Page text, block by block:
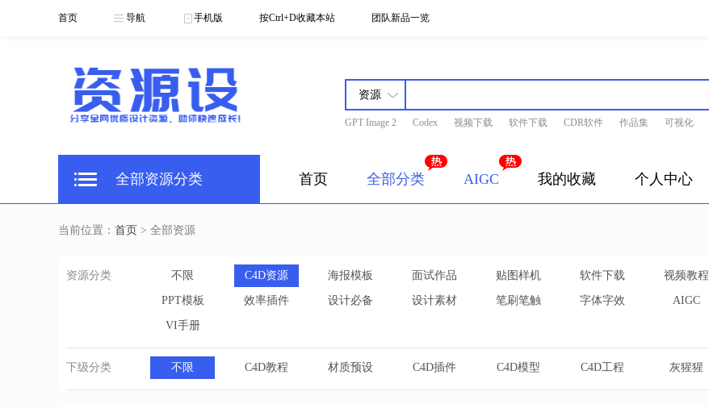
首页 导航 手机版 按Ctrl+D收藏本站 团队新品一览
GPT Image 2 Codex 视频下载 软件下载 CDR软件 作品集 可视化
全部资源分类 首页 全部分类 AIGC 我的收藏 个人中心
当前位置： 首页 > 全部资源
资源分类 不限 C4D资源 海报模板 面试作品 贴图样机 软件下载 视频教程
PPT模板 效率插件 设计必备 设计素材 笔刷笔触 字体字效 AIGC
VI手册
下级分类 不限 C4D教程 材质预设 C4D插件 C4D模型 C4D工程 灰猩猩